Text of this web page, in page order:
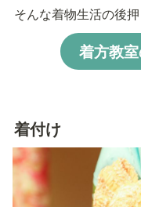
そんな着物生活の後押
着方教
着付け